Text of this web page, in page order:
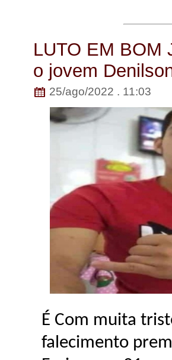
LUTO EM BOM
o jovem
25/ago/2022 . 11:03
É Com muita
falecimento